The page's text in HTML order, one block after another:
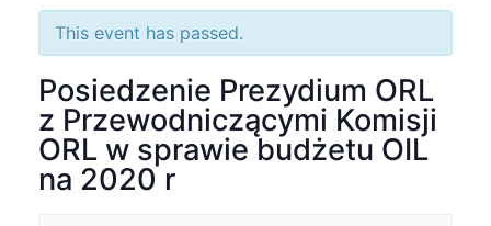
This event has passed.
Posiedzenie Prezydium ORL
z Przewodniczącymi Komisji
ORL w sprawie budżetu OIL
na 2020 r